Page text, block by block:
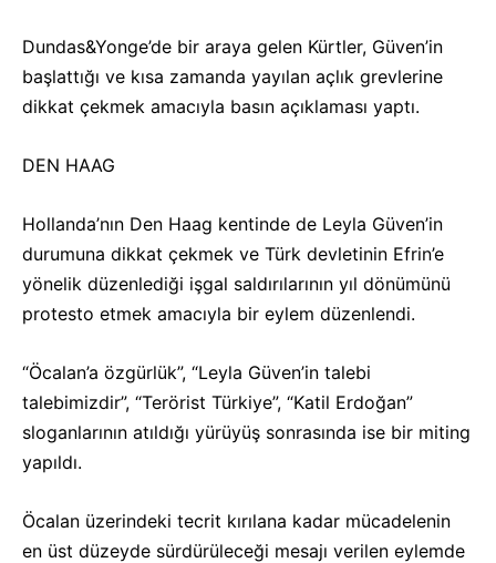
Dundas&Yonge’de bir araya gelen Kürtler, Güven’in
başlattığı ve kısa zamanda yayılan açlık grevlerine
dikkat çekmek amacıyla basın açıklaması yaptı.
DEN HAAG
Hollanda’nın Den Haag kentinde de Leyla Güven’in
durumuna dikkat çekmek ve Türk devletinin Efrin’e
yönelik düzenlediği işgal saldırılarının yıl dönümünü
protesto etmek amacıyla bir eylem düzenlendi.
“Öcalan’a özgürlük”, “Leyla Güven’in talebi
talebimizdir”, “Terörist Türkiye”, “Katil Erdoğan”
sloganlarının atıldığı yürüyüş sonrasında ise bir miting
yapıldı.
Öcalan üzerindeki tecrit kırılana kadar mücadelenin
en üst düzeyde sürdürüleceği mesajı verilen eylemde